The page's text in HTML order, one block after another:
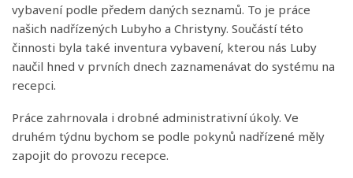
vybavení podle předem daných seznamů. To je práce
našich nadřízených Lubyho a Christyny. Součástí této
činnosti byla také inventura vybavení, kterou nás Luby
naučil hned v prvních dnech zaznamenávat do systému na
recepci.
Práce zahrnovala i drobné administrativní úkoly. Ve
druhém týdnu bychom se podle pokynů nadřízené měly
zapojit do provozu recepce.